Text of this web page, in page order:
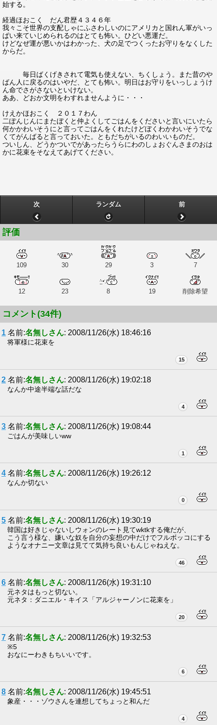
始する。
経過ほおこく だん君歴４３４６年
我々こそ世界の支配しゃにふさわしいのにアメリカと国れん軍がいっ
ぱい来ていじめられるのはとても怖い。ひどい悪運だ。
けどなぜ運が悪いかはわかった、犬の足でつくったお守りをなくした
からだ。
毎日ばくげきされて電気も使えない、ちくしょう。また昔のや
ばん人に戻るのはいやだ、とても怖い。明日はお守りをいっしょうけ
ん命でさがさないといけない。
ああ、どおか文明をわすれませんように・・・
けえかほおこく ２０１７わん
二ぽんじんにまたぼくと仲よくしてごはんをくださいと言いにいたら
何かかわいそうにと言ってごはんをくれたけどぼくわかわいそうでな
くてがんばると言っておいた。ともだちがいるのわいいものだ。
ついしん、どうかついでがあったらうらにわのしょおぐんさまのおは
かに花束をそなえてあげてください。
次 ランダム 前
評価
109 30 29 3 7
12 23 8 19 削除希望
コメント(34件)
1 名前:名無しさん: 2008/11/26(水) 18:46:16
将軍様に花束を
15
2 名前:名無しさん: 2008/11/26(水) 19:02:18
なんか中途半端な話だな
4
3 名前:名無しさん: 2008/11/26(水) 19:08:44
ごはんが美味しいww
1
4 名前:名無しさん: 2008/11/26(水) 19:26:12
なんか切ない
0
5 名前:名無しさん: 2008/11/26(水) 19:30:19
韓国は好きじゃないしウォンのレート見てwktkする俺だが、
こう言う様な、嫌いな奴を自分の妄想の中だけでフルボッコにする
ようなオナニー文章は見てて気持ち良いもんじゃねえな。
46
6 名前:名無しさん: 2008/11/26(水) 19:31:10
元ネタはもっと切ない。
元ネタ：ダニエル・キイス「アルジャーノンに花束を」
20
7 名前:名無しさん: 2008/11/26(水) 19:32:53
※5
おなにーわきもちいいです。
6
8 名前:名無しさん: 2008/11/26(水) 19:45:51
象産・・・ゾウさんを連想してちょっと和んだ
4